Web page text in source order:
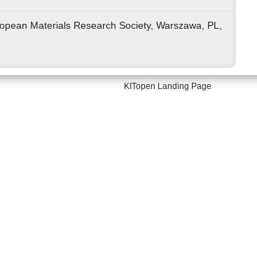
Materials Research Society, Warszawa, PL,
KITopen Landing Page